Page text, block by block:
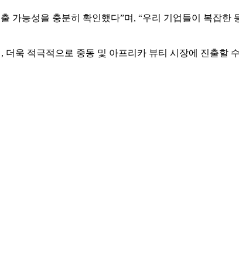
가능성을 충분히 확인했다”며, “우리 기업들이 복잡한
욱 적극적으로 중동 및 아프리카 뷰티 시장에 진출할